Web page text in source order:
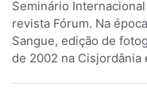
Seminário
revista Fórum. Na
Sangue, edição de
de 2002 na Cisjordânia